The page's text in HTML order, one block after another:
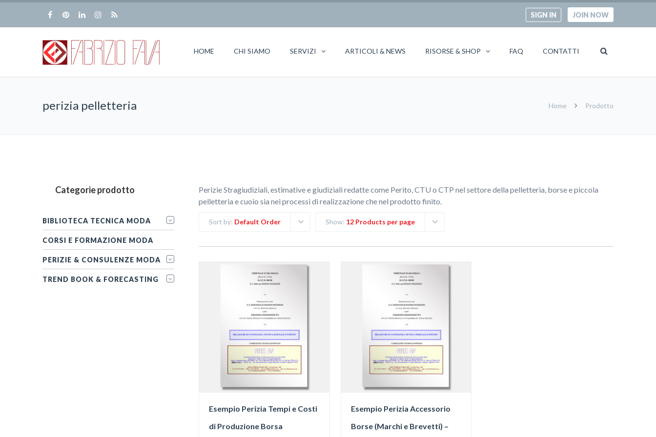
SIGN IN JOIN NOW
HOME CHI SIAMO SERVIZI ARTICOLI & NEWS RISORSE & SHOP FAQ CONTATTI
perizia pelletteria Home Prodotto
Perizie Stragiudiziali, estimative e giudiziali redatte come Perito, CTU o CTP nel settore della pelletteria, borse e piccola
pelletteria e cuoio sia nei processi di realizzazione che nel prodotto finito.
Sort by: Default Order Show: 12 Products per page
Esempio Perizia Tempi e Costi
di Produzione Borsa
Esempio Perizia Accessorio
Borse (Marchi e Brevetti) –
Categorie prodotto
BIBLIOTECA TECNICA MODA
CORSI E FORMAZIONE MODA
PERIZIE & CONSULENZE MODA
TREND BOOK & FORECASTING